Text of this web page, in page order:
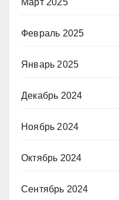
Февраль 2025
Январь 2025
Декабрь 2024
Ноябрь 2024
Октябрь 2024
Сентябрь 2024